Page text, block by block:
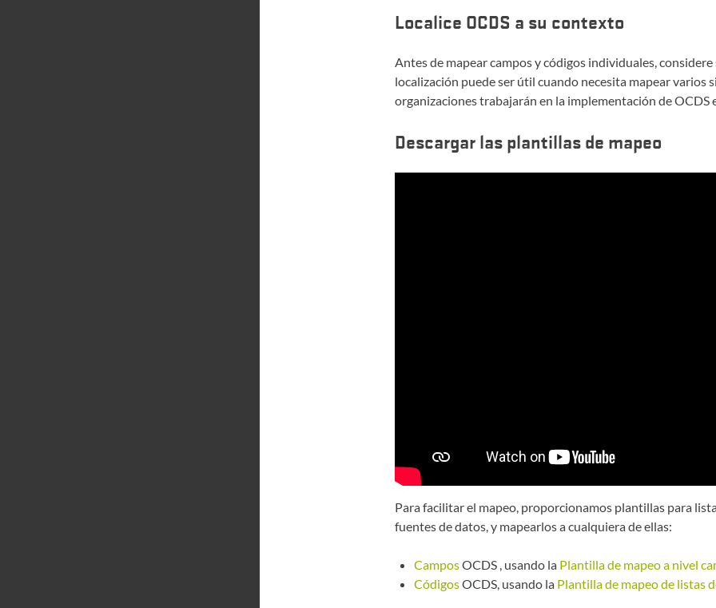
Localice OCDS a su contexto
Antes de mapear campos y códigos individuales,
localización puede ser útil cuando necesita mapear varios
organizaciones trabajarán en la implementación de OCDS
Descargar las plantillas de mapeo
Para facilitar el mapeo, proporcionamos plantillas para
fuentes de datos, y mapearlos a cualquiera de ellas:
CamposOCDS , usando la Plantilla de mapeo a nivel
CódigosOCDS, usando la Plantilla de mapeo de listas